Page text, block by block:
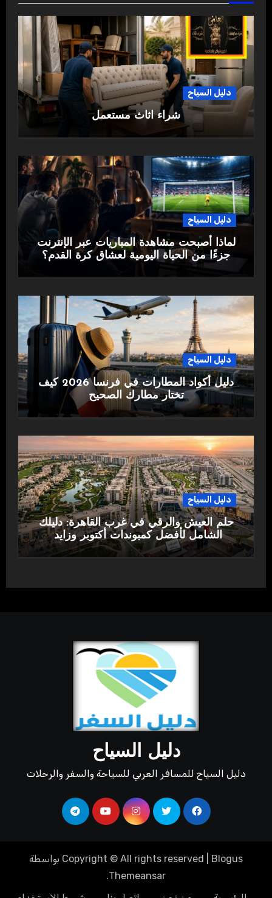
دليل السياح
شراء اثاث مستعمل
دليل السياح
لماذا أصبحت مشاهدة المباريات عبر الإنترنت
جزءًا من الحياة اليومية لعشاق كرة القدم؟
دليل السياح
دليل أكواد المطارات في فرنسا 2026 كيف
تختار مطارك الصحيح
دليل السياح
حلم العيش والرقي في غرب القاهرة: دليلك
الشامل لأفضل كمبوندات أكتوبر وزايد
دليل السياح
دليل السياح للمسافر العربي للسياحة والسفر والرحلات
Copyright © All rights reserved Blogus
بواسطة
Themeansar
.